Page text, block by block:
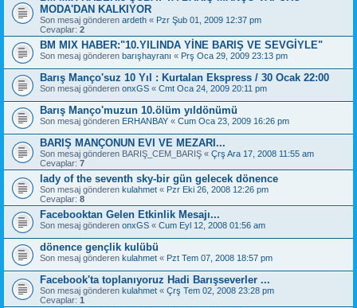
MODA'DAN KALKIYOR
Son mesaj gönderen ardeth « Pzr Şub 01, 2009 12:37 pm
Cevaplar: 2
BM MIX HABER:"10.YILINDA YİNE BARIŞ VE SEVGİYLE"
Son mesaj gönderen barışhayranı « Prş Oca 29, 2009 23:13 pm
Barış Manço'suz 10 Yıl : Kurtalan Ekspress / 30 Ocak 22:00
Son mesaj gönderen onxGS « Cmt Oca 24, 2009 20:11 pm
Barış Manço'muzun 10.ölüm yıldönümü
Son mesaj gönderen ERHANBAY « Cum Oca 23, 2009 16:26 pm
BARIŞ MANÇONUN EVI VE MEZARI...
Son mesaj gönderen BARIŞ_CEM_BARIŞ « Çrş Ara 17, 2008 11:55 am
Cevaplar: 7
lady of the seventh sky-bir gün gelecek dönence
Son mesaj gönderen kulahmet « Pzr Eki 26, 2008 12:26 pm
Cevaplar: 8
Facebooktan Gelen Etkinlik Mesajı...
Son mesaj gönderen onxGS « Cum Eyl 12, 2008 01:56 am
dönence gençlik kulübü
Son mesaj gönderen kulahmet « Pzt Tem 07, 2008 18:57 pm
Facebook'ta toplanıyoruz Hadi Barışseverler ...
Son mesaj gönderen kulahmet « Çrş Tem 02, 2008 23:28 pm
Cevaplar: 1